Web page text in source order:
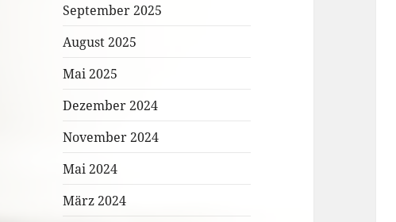
September 2025
August 2025
Mai 2025
Dezember 2024
November 2024
Mai 2024
März 2024